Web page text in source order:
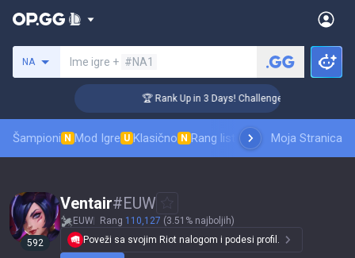
NA Ime igre + #NA1
🏆 Rank Up in 3 Days! Challenger Coaching
Šampioni N Mod Igre U Klasično N Rang lista skinovaRangiranje
Moja Stranica
592
Ventair#EUW
EUW Rang 110,127 (3.51% najboljih)
Poveži sa svojim Riot nalogom i podesi profil.